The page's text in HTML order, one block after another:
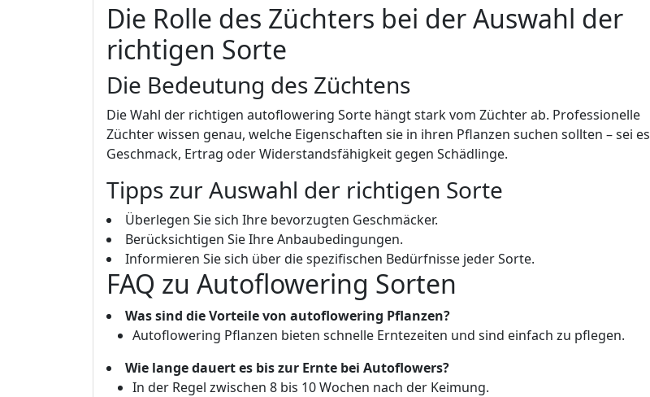
Die Rolle des Züchters bei der Auswahl der
richtigen Sorte
Die Bedeutung des Züchtens
Die Wahl der richtigen autoflowering Sorte hängt stark vom Züchter ab. Professionelle
Züchter wissen genau, welche Eigenschaften sie in ihren Pflanzen suchen sollten – sei es
Geschmack, Ertrag oder Widerstandsfähigkeit gegen Schädlinge.
Tipps zur Auswahl der richtigen Sorte
Überlegen Sie sich Ihre bevorzugten Geschmäcker.
Berücksichtigen Sie Ihre Anbaubedingungen.
Informieren Sie sich über die spezifischen Bedürfnisse jeder Sorte.
FAQ zu Autoflowering Sorten
Was sind die Vorteile von autoflowering Pflanzen?
Autoflowering Pflanzen bieten schnelle Erntezeiten und sind einfach zu pflegen.
Wie lange dauert es bis zur Ernte bei Autoflowers?
In der Regel zwischen 8 bis 10 Wochen nach der Keimung.